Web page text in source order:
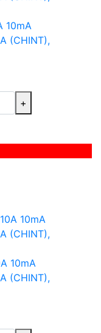
10mA
(CHINT),
+
10mA
(CHINT),